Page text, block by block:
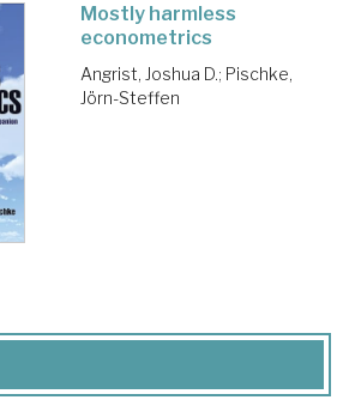
Mostly harmless
econometrics
Angrist, Joshua D.; Pischke,
Jörn-Steffen